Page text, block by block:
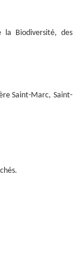
Biodiversité, des
Saint-Marc, Saint-